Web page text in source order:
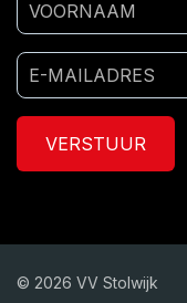
VERSTUUR
© 2026 VV Stolwijk